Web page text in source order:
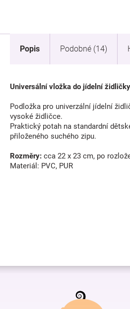
Popis Podobné (14)
Universální vložka do jídelní
Podložka pro univerzální jídelní
vysoké židličce.
Praktický potah na standardní
přiloženého suchého zipu.
Rozměry: cca 22 x 23 cm, po
Materiál: PVC, PUR
Z